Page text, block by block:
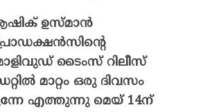
ഉസ്മാൻ
ടൈംസ് റിലീസ്
മാറ്റം ഒരു ദിവസം
എത്തുന്നു മെയ് 14ന്